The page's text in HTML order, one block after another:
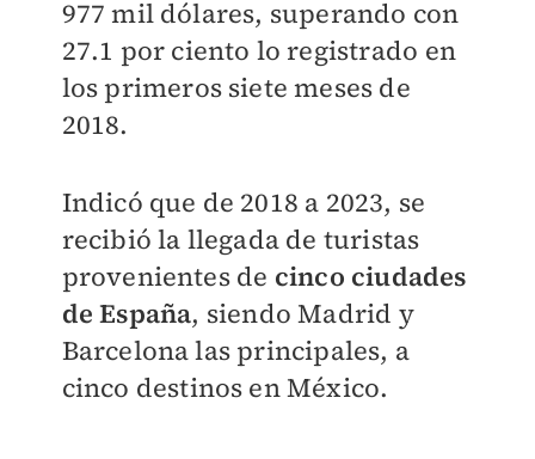
977 mil dólares, superando con
27.1 por ciento lo registrado en
los primeros siete meses de
2018.
Indicó que de 2018 a 2023, se
recibió la llegada de turistas
provenientes de cinco ciudades
de España, siendo Madrid y
Barcelona las principales, a
cinco destinos en México.